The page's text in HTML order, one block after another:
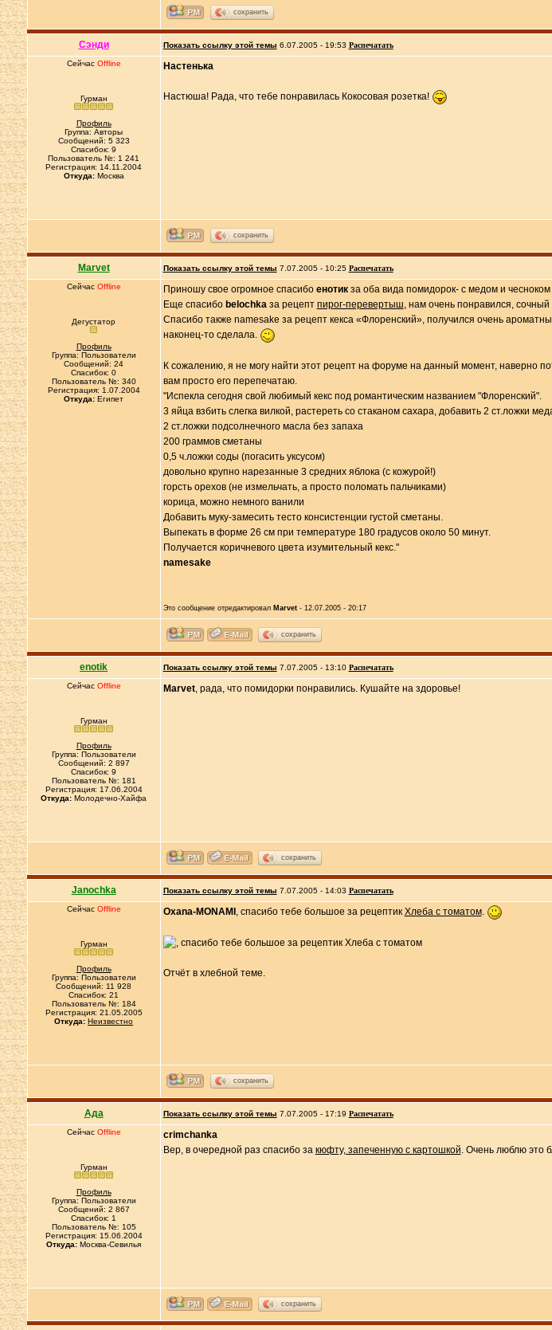
сохранить
Сэнди Показать ссылку этой темы 6.07.2005 - 19:53 Распечатать
Сейчас Offline
Гурман
Профиль
Группа: Авторы
Сообщений: 5 323
Спасибок: 9
Пользователь №: 1 241
Регистрация: 14.11.2004
Откуда:Москва
Настенька
Настюша! Рада, что тебе понравилась Кокосовая розетка!
сохранить
Marvet Показать ссылку этой темы 7.07.2005 - 10:25 Распечатать
Сейчас Offline
Дегустатор
Профиль
Группа: Пользователи
Сообщений: 24
Спасибок: 0
Пользователь №: 340
Регистрация: 1.07.2004
Откуда: Египет
Приношу свое огромное спасибо енотикза оба вида помидорок- с медом и
Еще спасибо belochkaза рецепт пирог-перевертыш, нам очень понравился,
Спасибо также namesake за рецепт кекса «Флоренский», получился очень
наконец-то сделала.
К сожалению, я не могу найти этот рецепт на форуме на данный момент, наверно
вам просто его перепечатаю.
"Испекла сегодня свой любимый кекс под романтическим названием "Флоренский".
3 яйца взбить слегка вилкой, растереть со стаканом сахара, добавить 2 ст.ложки
2 ст.ложки подсолнечного масла без запаха
200 граммов сметаны
0,5 ч.ложки соды (погасить уксусом)
довольно крупно нарезанные 3 средних яблока (с кожурой!)
горсть орехов (не измельчать, а просто поломать пальчиками)
корица, можно немного ванили
Добавить муку-замесить тесто консистенции густой сметаны.
Выпекать в форме 26 см при температуре 180 градусов около 50 минут.
Получается коричневого цвета изумительный кекс."
namesake
Это сообщение отредактировал Marvet- 12.07.2005 - 20:17
сохранить
enotik Показать ссылку этой темы 7.07.2005 - 13:10 Распечатать
Сейчас Offline
Гурман
Профиль
Группа: Пользователи
Сообщений: 2 897
Спасибок: 9
Пользователь №: 181
Регистрация: 17.06.2004
Откуда: Молодечно-Хайфа
Marvet, рада, что помидорки понравились. Кушайте на здоровье!
сохранить
Janochka Показать ссылку этой темы 7.07.2005 - 14:03 Распечатать
Сейчас Offline
Гурман
Профиль
Группа: Пользователи
Сообщений: 11 928
Спасибок: 21
Пользователь №: 184
Регистрация: 21.05.2005
Откуда: Неизвестно
Oxana-MONAMI , спасибо тебе большое за рецептик Хлеба с томатом.
Отчёт в хлебной теме.
сохранить
Ада Показать ссылку этой темы 7.07.2005 - 17:19 Распечатать
Сейчас Offline
Гурман
Профиль
Группа: Пользователи
Сообщений: 2 867
Спасибок: 1
Пользователь №: 105
Регистрация: 15.06.2004
Откуда: Москва-Севилья
crimchanka
Вер, в очередной раз спасибо за кюфту, запеченную с картошкой. Очень люблю это
сохранить